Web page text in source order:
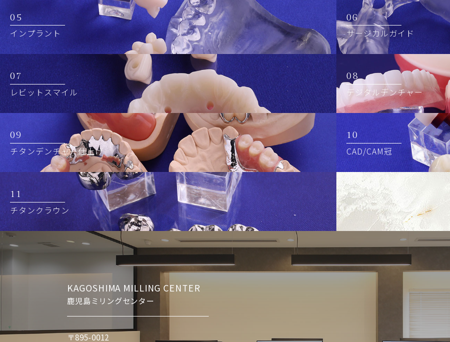
05
インプラント
06
サージカルガイド
07
レビットスマイル
08
デジタルデンチャー
09
チタンデンチャー仕上げ
10
CAD/CAM冠
11
チタンクラウン
KAGOSHIMA MILLING CENTER
鹿児島ミリングセンター
〒895-0012